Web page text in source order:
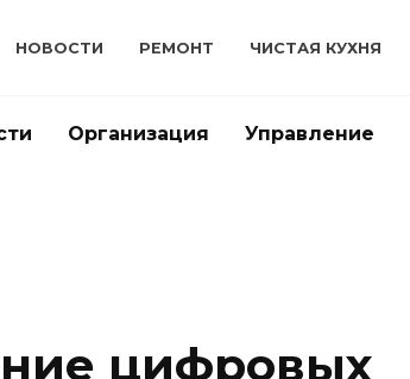
НОВОСТИ РЕМОНТ ЧИСТАЯ КУХНЯ
Организация Управление
цифровых